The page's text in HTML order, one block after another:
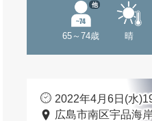
65～74歳
他
晴
2022年4月6日(水
広島市南区宇品海